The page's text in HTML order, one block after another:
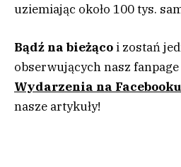
uziemiając około 100 tys.
Bądź na bieżąco i zostań
obserwujących nasz
Wydarzenia na Facebooku
nasze artykuły!